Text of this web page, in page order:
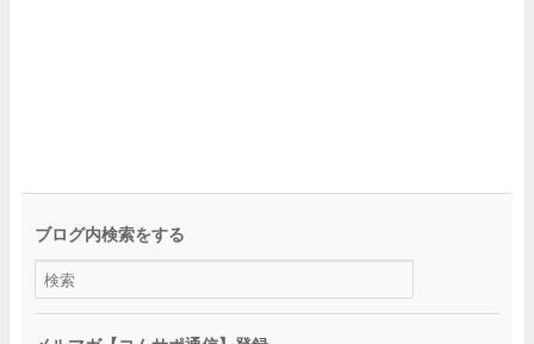
ブログ内検索をする